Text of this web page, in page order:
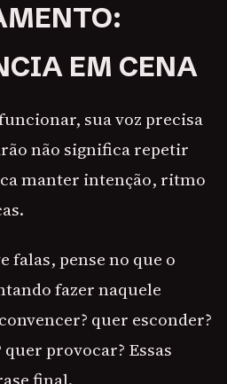
EM CENA
sua voz precisa
não significa repetir
manter intenção, ritmo
falas, pense no que o
fazer naquele
quer esconder?
provocar? Essas